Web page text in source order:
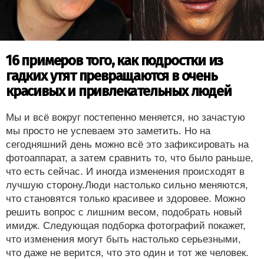
16 примеров того, как подростки из
гадких утят превращаются в очень
красивых и привлекательных людей
Мы и всё вокруг постепенно меняется, но зачастую
мы просто не успеваем это заметить. Но на
сегодняшний день можно всё это зафиксировать на
фотоаппарат, а затем сравнить то, что было раньше,
что есть сейчас. И иногда изменения происходят в
лучшую сторону.Люди настолько сильно меняются,
что становятся только красивее и здоровее. Можно
решить вопрос с лишним весом, подобрать новый
имидж. Следующая подборка фотографий покажет,
что изменения могут быть настолько серьезными,
что даже не верится, что это один и тот же человек.